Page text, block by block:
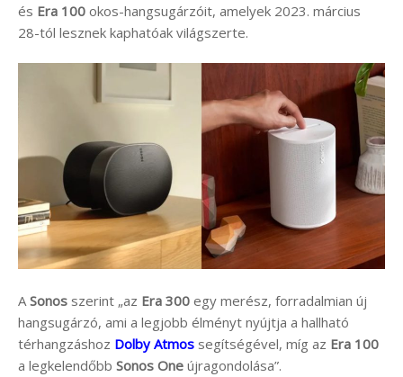
és Era 100 okos-hangsugárzóit, amelyek 2023. március
28-tól lesznek kaphatóak világszerte.
A Sonos szerint „az Era 300 egy merész, forradalmian új
hangsugárzó, ami a legjobb élményt nyújtja a hallható
térhangzáshoz Dolby Atmos segítségével, míg az Era 100
a legkelendőbb Sonos One újragondolása”.